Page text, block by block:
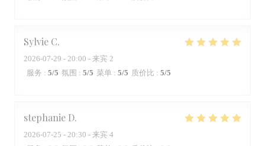
Sylvie C
2026-07-29 - 20:00 - 来宾 2
服务 : 5/5 氛围 : 5/5 菜单 : 5/5 质价比 : 5/5
stephanie D
2026-07-25 - 20:30 - 来宾 4